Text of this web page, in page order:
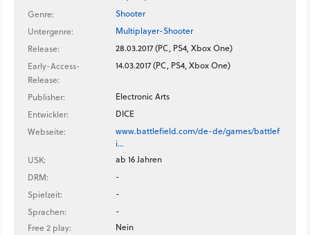
Genre:
Shooter
Untergenre:
Multiplayer-Shooter
Release:
28.03.2017 (PC, PS4, Xbox One)
Early-Access-
Release:
14.03.2017 (PC, PS4, Xbox One)
Publisher:
Electronic Arts
Entwickler:
DICE
Webseite:
www.battlefield.com/de-de/games/battlef
i…
USK:
ab 16 Jahren
DRM:
-
Spielzeit:
-
Sprachen:
-
Free 2 play:
Nein